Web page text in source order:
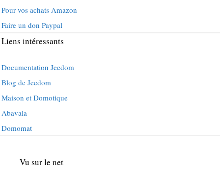
Pour vos achats Amazon
Faire un don Paypal
Liens intéressants
Documentation Jeedom
Blog de Jeedom
Maison et Domotique
Abavala
Domomat
Vu sur le net